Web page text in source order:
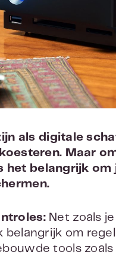
als digitale
Maar
het belangrijk
Net zoals
belangrijk om
tools